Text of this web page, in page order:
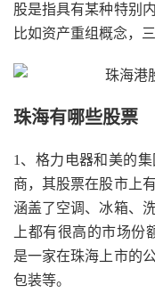
股是指具有某种特别
比如资产重组概念，
珠海有哪些股票
1、格力电器和美的
商，其股票在股市上
涵盖了空调、冰箱、
上都有很高的市场
是一家在珠海上市的
包装等。